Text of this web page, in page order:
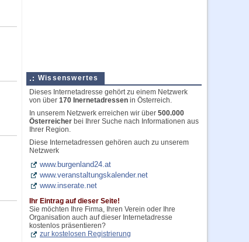
Wissenswertes
Dieses Internetadresse gehört zu einem Netzwerk
von über 170 Inernetadressen in Österreich.
In unserem Netzwerk erreichen wir über 500.000
Österreicher bei Ihrer Suche nach Informationen aus
Ihrer Region.
Diese Internetadressen gehören auch zu unserem
Netzwerk
www.burgenland24.at
www.veranstaltungskalender.net
www.inserate.net
Ihr Eintrag auf dieser Seite!
Sie möchten Ihre Firma, Ihren Verein oder Ihre
Organisation auch auf dieser Internetadresse
kostenlos präsentieren?
zur kostelosen Registrierung